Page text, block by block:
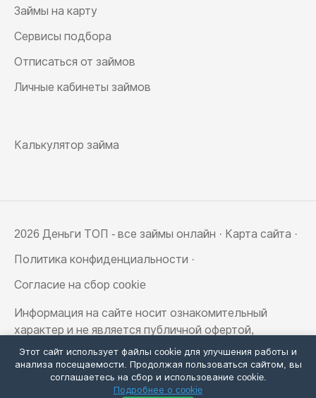
Займы на карту
Сервисы подбора
Отписаться от займов
Личные кабинеты займов
Калькулятор займа
2026 Деньги ТОП - все займы онлайн · Карта сайта ·
Политика конфиденциальности ·
Согласие на сбор cookie
Информация на сайте носит ознакомительный
характер и не является публичной офертой,
определяемой положениями статьи 437
Гражданского кодекса РФ
Этот сайт использует файлы cookie для улучшения работы и
анализа посещаемости. Продолжая пользоваться сайтом, вы
соглашаетесь на сбор и использование cookie.
Подробнее о cookie